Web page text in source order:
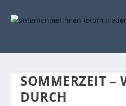
SOMMERZEIT –
DURCH